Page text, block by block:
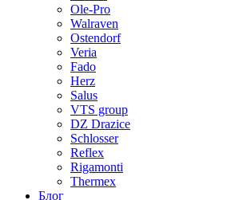
Ole-Pro
Walraven
Ostendorf
Veria
Fado
Herz
Salus
VTS group
DZ Drazice
Schlosser
Reflex
Rigamonti
Thermex
Блог